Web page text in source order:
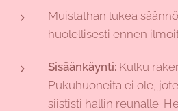
Muistathan lukea
huolellisesti ennen
Sisäänkäynti: Kulku
Pukuhuoneita ei ole,
siististi hallin reunalle.